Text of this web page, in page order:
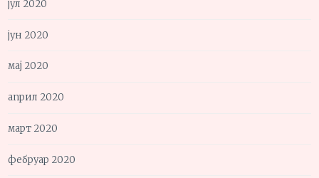
јул 2020
јун 2020
мај 2020
април 2020
март 2020
фебруар 2020